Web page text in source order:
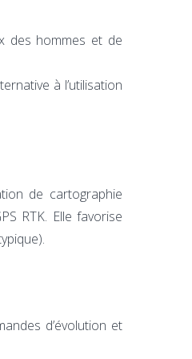
des hommes et de
à l’utilisation
de cartographie
RTK. Elle favorise
d’évolution et